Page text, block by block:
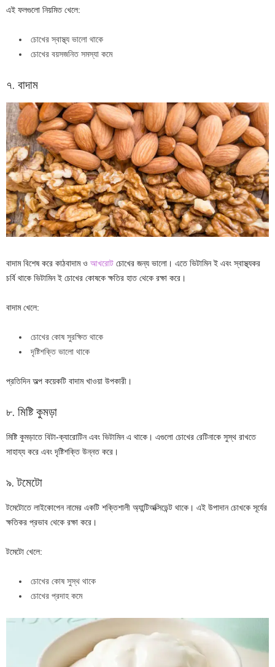
এই ফলগুলো নিয়মিত খেলে:
চোখের স্বাস্থ্য ভালো থাকে
চোখের বয়সজনিত সমস্যা কমে
৭. বাদাম
বাদাম বিশেষ করে কাঠবাদাম ও আখরোট চোখের জন্য ভালো। এতে ভিটামিন ই এবং স্বাস্থ্যকর
চর্বি থাকে ভিটামিন ই চোখের কোষকে ক্ষতির হাত থেকে রক্ষা করে।
বাদাম খেলে:
চোখের কোষ সুরক্ষিত থাকে
দৃষ্টিশক্তি ভালো থাকে
প্রতিদিন অল্প কয়েকটি বাদাম খাওয়া উপকারী।
৮. মিষ্টি কুমড়া
মিষ্টি কুমড়াতে বিটা-ক্যারোটিন এবং ভিটামিন এ থাকে। এগুলো চোখের রেটিনাকে সুস্থ রাখতে
সাহায্য করে এবং দৃষ্টিশক্তি উন্নত করে।
৯. টমেটো
টমেটোতে লাইকোপেন নামের একটি শক্তিশালী অ্যান্টিঅক্সিডেন্ট থাকে। এই উপাদান চোখকে সূর্যের
ক্ষতিকর প্রভাব থেকে রক্ষা করে।
টমেটো খেলে:
চোখের কোষ সুস্থ থাকে
চোখের প্রদাহ কমে